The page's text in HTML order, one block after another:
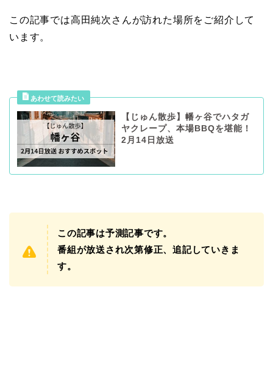
この記事では高田純次さんが訪れた場所をご紹介して
います。
【じゅん散歩】幡ヶ谷でハタガ
ヤクレープ、本場BBQを堪能！
2月14日放送
この記事は予測記事です。
番組が放送され次第修正、追記していきま
す。